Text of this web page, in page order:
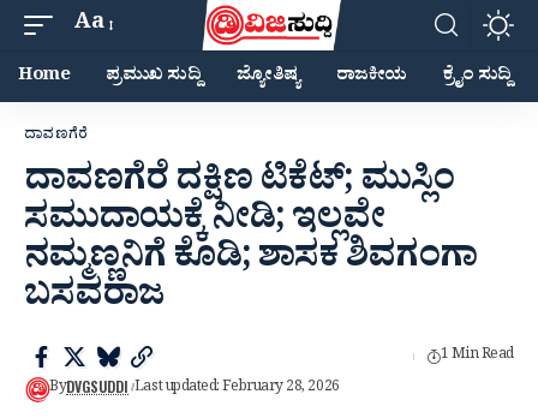
Aa
Home ಪ್ರಮುಖ ಸುದ್ದಿ ಜ್ಯೋತಿಷ್ಯ ರಾಜಕೀಯ ಕ್ರೈಂ ಸುದ್ದಿ
ದಾವಣಗೆರೆ
ದಾವಣಗೆರೆ ದಕ್ಷಿಣ ಟಿಕೆಟ್; ಮುಸ್ಲಿಂ
ಸಮುದಾಯಕ್ಕೆ ನೀಡಿ; ಇಲ್ಲವೇ
ನಮ್ಮಣ್ಣನಿಗೆ ಕೊಡಿ;‌ ಶಾಸಕ ಶಿವಗಂಗಾ
ಬಸವರಾಜ
ByDVGSUDDI Last updated: February 28, 2026
1 Min Read